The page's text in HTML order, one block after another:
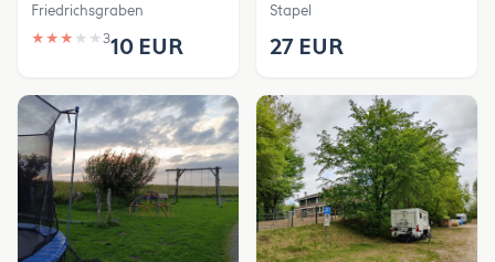
Friedrichsgraben
★ ★ ★ ★ ★ 310 EUR
Stapel
27 EUR